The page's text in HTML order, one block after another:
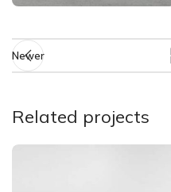
Newer
Related projects